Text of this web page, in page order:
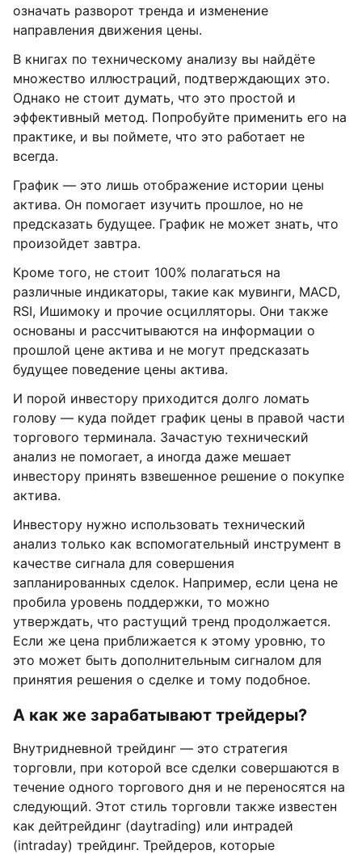
означать разворот тренда и изменение
направления движения цены.
В книгах по техническому анализу вы найдёте
множество иллюстраций, подтверждающих это.
Однако не стоит думать, что это простой и
эффективный метод. Попробуйте применить его на
практике, и вы поймете, что это работает не
всегда.
График — это лишь отображение истории цены
актива. Он помогает изучить прошлое, но не
предсказать будущее. График не может знать, что
произойдет завтра.
Кроме того, не стоит 100% полагаться на
различные индикаторы, такие как мувинги, MACD,
RSI, Ишимоку и прочие осцилляторы. Они также
основаны и рассчитываются на информации о
прошлой цене актива и не могут предсказать
будущее поведение цены актива.
И порой инвестору приходится долго ломать
голову — куда пойдет график цены в правой части
торгового терминала. Зачастую технический
анализ не помогает, а иногда даже мешает
инвестору принять взвешенное решение о покупке
актива.
Инвестору нужно использовать технический
анализ только как вспомогательный инструмент в
качестве сигнала для совершения
запланированных сделок. Например, если цена не
пробила уровень поддержки, то можно
утверждать, что растущий тренд продолжается.
Если же цена приближается к этому уровню, то
это может быть дополнительным сигналом для
принятия решения о сделке и тому подобное.
А как же зарабатывают трейдеры?
Внутридневной трейдинг — это стратегия
торговли, при которой все сделки совершаются в
течение одного торгового дня и не переносятся на
следующий. Этот стиль торговли также известен
как дейтрейдинг (daytrading) или интрадей
(intraday) трейдинг. Трейдеров, которые